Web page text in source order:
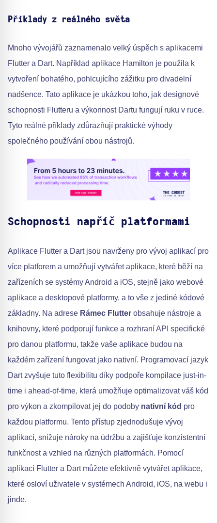
Příklady z reálného světa
Mnoho vývojářů zaznamenalo velký úspěch s aplikacemi
Flutter a Dart. Například aplikace Hamilton je použila k
vytvoření bohatého, pohlcujícího zážitku pro divadelní
nadšence. Tato aplikace je ukázkou toho, jak designové
schopnosti Flutteru a výkonnost Dartu fungují ruku v ruce.
Tyto reálné příklady zdůrazňují praktické výhody
společného používání obou nástrojů.
Schopnosti napříč platformami
Aplikace Flutter a Dart jsou navrženy pro vývoj aplikací pro
více platforem a umožňují vytvářet aplikace, které běží na
zařízeních se systémy Android a iOS, stejně jako webové
aplikace a desktopové platformy, a to vše z jediné kódové
základny. Na adrese Rámec Flutter obsahuje nástroje a
knihovny, které podporují funkce a rozhraní API specifické
pro danou platformu, takže vaše aplikace budou na
každém zařízení fungovat jako nativní. Programovací jazyk
Dart zvyšuje tuto flexibilitu díky podpoře kompilace just-in-
time i ahead-of-time, která umožňuje optimalizovat váš kód
pro výkon a zkompilovat jej do podoby nativní kód pro
každou platformu. Tento přístup zjednodušuje vývoj
aplikací, snižuje nároky na údržbu a zajišťuje konzistentní
funkčnost a vzhled na různých platformách. Pomocí
aplikací Flutter a Dart můžete efektivně vytvářet aplikace,
které osloví uživatele v systémech Android, iOS, na webu i
jinde.